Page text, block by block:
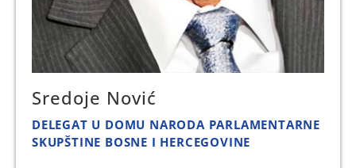
Sredoje Nović
DELEGAT U DOMU NARODA PARLAMENTARNE
SKUPŠTINE BOSNE I HERCEGOVINE